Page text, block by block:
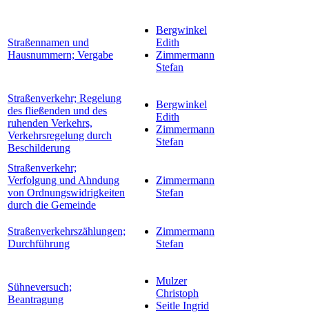
Straßennamen und
Hausnummern; Vergabe
Bergwinkel
Edith
Zimmermann
Stefan
Straßenverkehr; Regelung
des fließenden und des
ruhenden Verkehrs,
Verkehrsregelung durch
Beschilderung
Bergwinkel
Edith
Zimmermann
Stefan
Straßenverkehr;
Verfolgung und Ahndung
von Ordnungswidrigkeiten
durch die Gemeinde
Zimmermann
Stefan
Straßenverkehrszählungen;
Durchführung
Zimmermann
Stefan
Sühneversuch;
Beantragung
Mulzer
Christoph
Seitle Ingrid